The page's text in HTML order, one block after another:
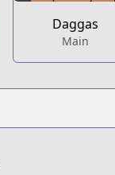
Daggas
Main